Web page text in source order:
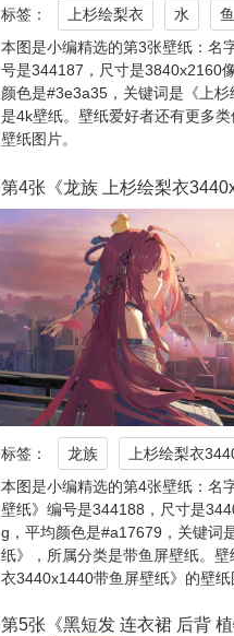
标签： 上杉绘梨衣 水 鱼
本图是小编精选的第3张壁纸：名
号是344187，尺寸是3840x2160
颜色是#3e3a35，关键词是《上
是4k壁纸。壁纸爱好者还有更多
壁纸图片。
第4张《龙族 上杉绘梨衣
标签： 龙族
上杉绘梨衣
本图是小编精选的第4张壁纸：名
壁纸》编号是344188，尺寸是
g，平均颜色是#a17679，关键词
纸》，所属分类是带鱼屏壁纸。
衣3440x1440带鱼屏壁纸》的壁纸
第5张《黑短发 连衣裙 后背